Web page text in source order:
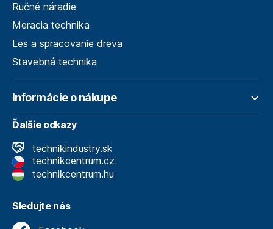
Ručné náradie
Meracia technika
Les a spracovanie dreva
Stavebná technika
Informácie o nákupe
Ďalšie odkazy
technikindustry.sk
technikcentrum.cz
technikcentrum.hu
Sledujte nás